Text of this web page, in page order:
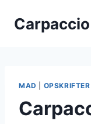
Carpaccio
MAD OPSKRIFTER